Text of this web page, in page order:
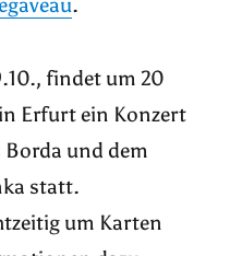
findet um 20
Erfurt ein Konzert
und dem
statt.
um Karten